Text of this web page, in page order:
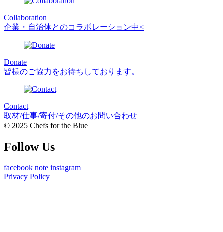
Collaboration
企業・自治体とのコラボレーション中<
Donate
皆様のご協力をお待ちしております。
Contact
取材/仕事/寄付/その他のお問い合わせ
© 2025 Chefs for the Blue
Follow Us
facebook note instagram
Privacy Policy